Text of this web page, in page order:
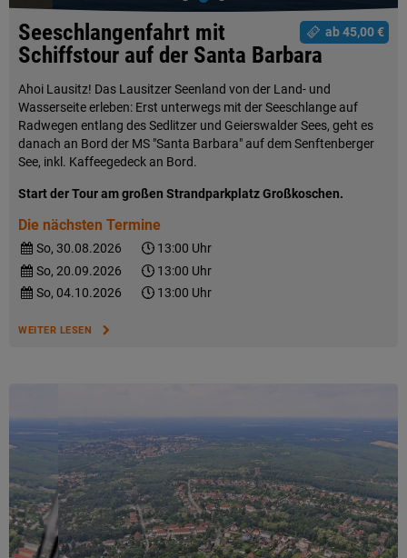
ab 45,00 €
Seeschlangenfahrt mit
Schiffstour auf der Santa Barbara
Ahoi Lausitz! Das Lausitzer Seenland von der Land- und
Wasserseite erleben: Erst unterwegs mit der Seeschlange auf
Radwegen entlang des Sedlitzer und Geierswalder Sees, geht es
danach an Bord der MS "Santa Barbara" auf dem Senftenberger
See, inkl. Kaffeegedeck an Bord.
Start der Tour am großen Strandparkplatz Großkoschen.
Die nächsten Termine
So, 30.08.2026
13:00 Uhr
So, 20.09.2026
13:00 Uhr
So, 04.10.2026
13:00 Uhr
WEITER LESEN